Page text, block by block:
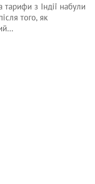
з Індії набули
того, як